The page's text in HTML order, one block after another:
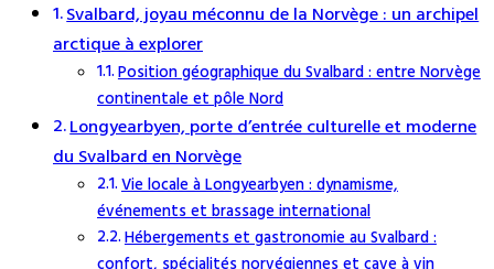
Svalbard, joyau méconnu de la Norvège : un archipel
arctique à explorer
Position géographique du Svalbard : entre Norvège
continentale et pôle Nord
Longyearbyen, porte d’entrée culturelle et moderne
du Svalbard en Norvège
Vie locale à Longyearbyen : dynamisme,
événements et brassage international
Hébergements et gastronomie au Svalbard :